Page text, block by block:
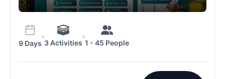
9 Days 3 Activities 1 - 45 People